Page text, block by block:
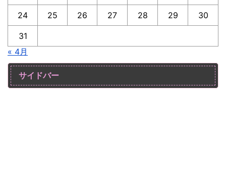
24 25 26 27 28 29 30
31
« 4月
サイドバー